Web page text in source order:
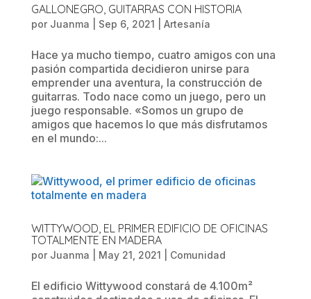
GALLONEGRO, GUITARRAS CON HISTORIA
por Juanma Sep 6, 2021 Artesanía
Hace ya mucho tiempo, cuatro amigos con una
pasión compartida decidieron unirse para
emprender una aventura, la construcción de
guitarras. Todo nace como un juego, pero un
juego responsable. «Somos un grupo de
amigos que hacemos lo que más disfrutamos
en el mundo:...
WITTYWOOD, EL PRIMER EDIFICIO DE OFICINAS
TOTALMENTE EN MADERA
por Juanma May 21, 2021 Comunidad
El edificio Wittywood constará de 4.100m²